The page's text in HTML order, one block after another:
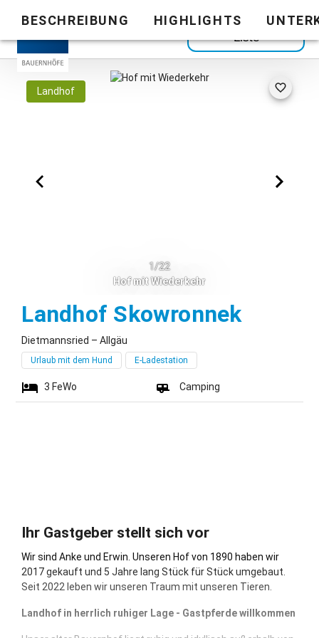
Zurück zur
Liste
BESCHREIBUNG HIGHLIGHTS
Landhof
1/22
Hof mit Wiederkehr
Landhof Skowronnek
Dietmannsried – Allgäu
Urlaub mit dem Hund E-Ladestation
3 FeWo Camping
Ihr Gastgeber stellt sich vor
Wir sind Anke und Erwin. Unseren Hof von 1890 haben wir
2017 gekauft und 5 Jahre lang Stück für Stück umgebaut.
Seit 2022 leben wir unseren Traum mit unseren Tieren.
Landhof in herrlich ruhiger Lage - Gastpferde willkommen